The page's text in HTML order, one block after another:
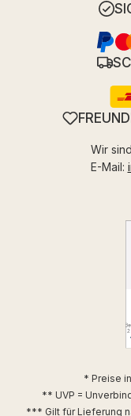
Wir
E-Mail:
* Preise
** UVP =
*** Gilt für Lieferung